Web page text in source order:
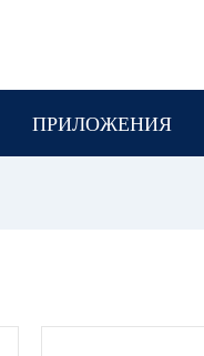
ПРИЛОЖЕНИЯ